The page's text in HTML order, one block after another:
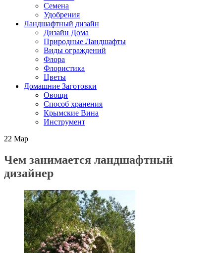
Семена
Удобрения
Ландшафтный дизайн
Дизайн Дома
Природные Ландшафты
Виды ограждений
Флора
Флористика
Цветы
Домашние Заготовки
Овощи
Способ хранения
Крымские Вина
Инструмент
22 Мар
Чем занимается ландшафтный
дизайнер